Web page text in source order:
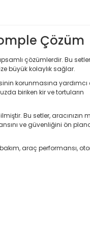
Çözüm
çözümlerdir. Bu
büyük kolaylık sağlar.
korunmasına yardımcı
biriken kir ve tortuların
Bu setler, aracınızın
ve güvenliğini ön
araç performansı,